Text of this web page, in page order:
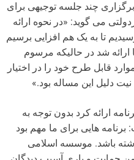
چند جلسه توجیهی برای
می گوید: «در نحوه ارائه
تا به یک هم افزایی برسیم
ارائه شد در حالیکه مرسوم
قابل طرح خود را در اختیار
دلیل این مساله بود.»
ارائه کرد بدون توجه به
هایی برای ما مهم بود
باشد. موسسه اسلامی